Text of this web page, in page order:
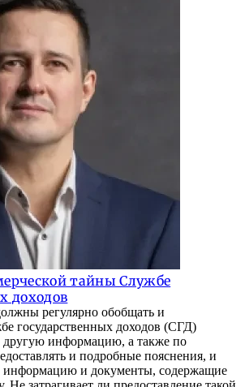
тайны Службе
доходов
регулярно обобщать и
государственных доходов (СГД)
другую информацию, а также по
и подробные пояснения, и
информацию и документы, содержащие